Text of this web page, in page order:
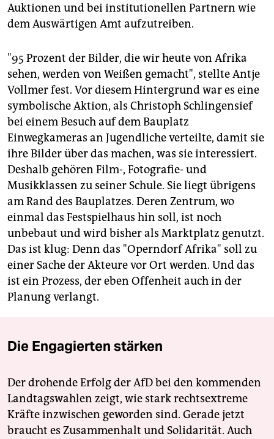
Auktionen und bei institutionellen Partnern wie
dem Auswärtigen Amt aufzutreiben.
"95 Prozent der Bilder, die wir heute von Afrika
sehen, werden von Weißen gemacht", stellte Antje
Vollmer fest. Vor diesem Hintergrund war es eine
symbolische Aktion, als Christoph Schlingensief
bei einem Besuch auf dem Bauplatz
Einwegkameras an Jugendliche verteilte, damit sie
ihre Bilder über das machen, was sie interessiert.
Deshalb gehören Film-, Fotografie- und
Musikklassen zu seiner Schule. Sie liegt übrigens
am Rand des Bauplatzes. Deren Zentrum, wo
einmal das Festspielhaus hin soll, ist noch
unbebaut und wird bisher als Marktplatz genutzt.
Das ist klug: Denn das "Operndorf Afrika" soll zu
einer Sache der Akteure vor Ort werden. Und das
ist ein Prozess, der eben Offenheit auch in der
Planung verlangt.
Die Engagierten stärken
Der drohende Erfolg der AfD bei den kommenden
Landtagswahlen zeigt, wie stark rechtsextreme
Kräfte inzwischen geworden sind. Gerade jetzt
braucht es Zusammenhalt und Solidarität. Auch